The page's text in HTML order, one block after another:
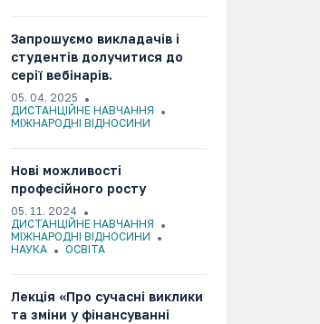
Запрошуємо викладачів і
студентів долучитися до
серії вебінарів.
05. 04. 2025
ДИСТАНЦІЙНЕ НАВЧАННЯ
МІЖНАРОДНІ ВІДНОСИНИ
Нові можливості
професійного росту
05. 11. 2024
ДИСТАНЦІЙНЕ НАВЧАННЯ
МІЖНАРОДНІ ВІДНОСИНИ
НАУКА
ОСВІТА
Лекція «Про сучасні виклики
та зміни у фінансуванні